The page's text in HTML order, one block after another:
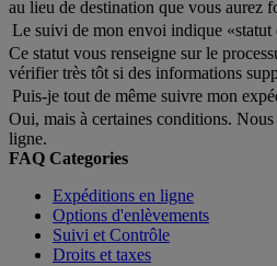
au lieu de destination que vous aurez
Le suivi de mon envoi indique
Ce statut vous renseigne sur le
vérifier très tôt si des informations
Puis-je tout de même suivre mon
Oui, mais à certaines conditions.
ligne.
FAQ Categories
Expéditions en ligne
Options d'enlèvements
Suivi et Contrôle
Droits et taxes